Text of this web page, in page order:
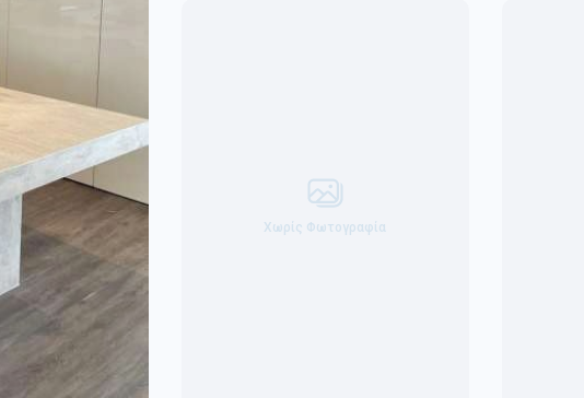
Χωρίς Φωτογραφία